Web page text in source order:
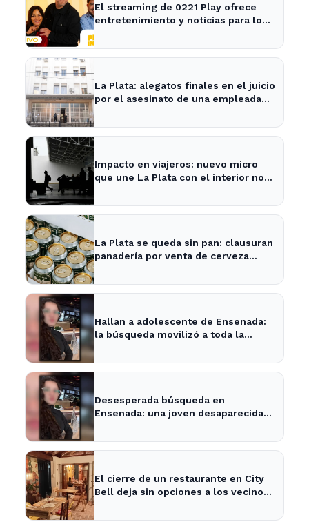
El streaming de 0221 Play ofrece
entretenimiento y noticias para los
La Plata: alegatos finales en el juicio
por el asesinato de una empleada
Impacto en viajeros: nuevo micro
que une La Plata con el interior no
La Plata se queda sin pan: clausuran
panadería por venta de cerveza
Hallan a adolescente de Ensenada:
la búsqueda movilizó a toda la
Desesperada búsqueda en
Ensenada: una joven desaparecida
El cierre de un restaurante en City
Bell deja sin opciones a los vecinos